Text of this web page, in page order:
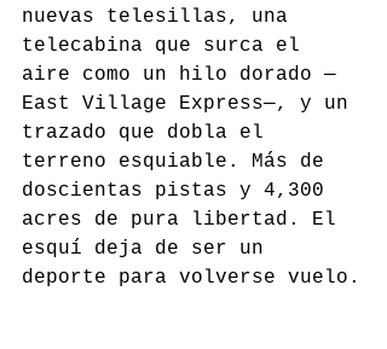
nuevas telesillas, una
telecabina que surca el
aire como un hilo dorado —
East Village Express—, y un
trazado que dobla el
terreno esquiable. Más de
doscientas pistas y 4,300
acres de pura libertad. El
esquí deja de ser un
deporte para volverse vuelo.